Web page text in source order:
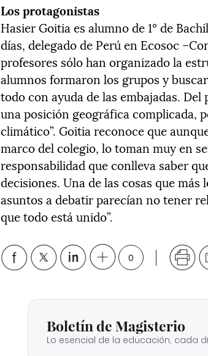
Los protagonistas
Hasier Goitia es alumno de 1º de
días, delegado de Perú en Ecosoc
profesores sólo han organizado la
alumnos formaron los grupos y
todo con ayuda de las embajadas.
una posición geográfica complicada,
climático”. Goitia reconoce que
marco del colegio, lo toman muy en
responsabilidad que conlleva saber
decisiones. Una de las cosas que
asuntos a debatir parecían no tener
que todo está unido”.
0
Boletín de Magisterio
Lo esencial de la educación, cada